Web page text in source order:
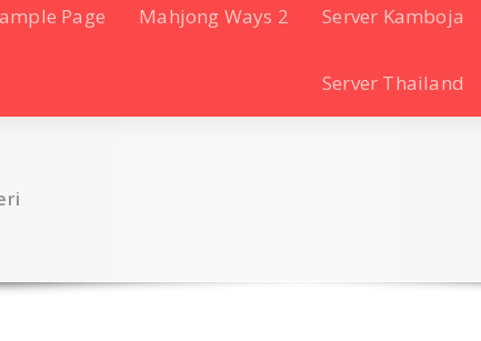
Page Mahjong Ways 2 Server Kamboja
Server Thailand